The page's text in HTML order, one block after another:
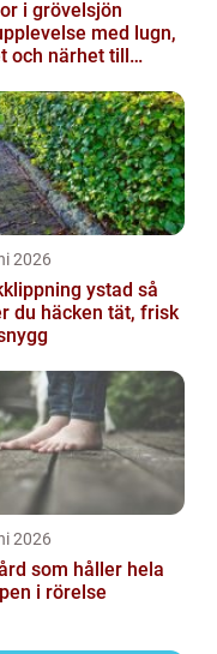
i grövelsjön
med lugn,
och närhet till
2026
ystad så
du häcken tät, frisk
2026
som håller hela
i rörelse